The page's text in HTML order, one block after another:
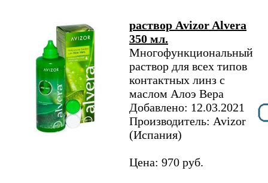
раствор Avizor Alvera
350 мл.
Многофункциональный
раствор для всех типов
контактных линз с
маслом Алоэ Вера
Добавлено: 12.03.2021
Производитель: Avizor
(Испания)
Цена: 970 руб.